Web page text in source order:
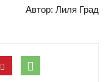
Автор: Лиля Град